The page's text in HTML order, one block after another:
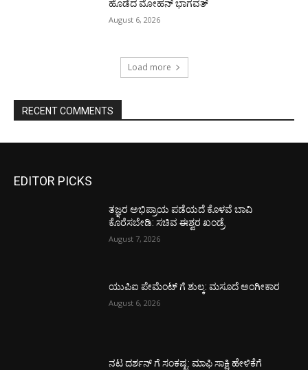
ಹೊಡೆದ ಮೋಹನ್ ಭಾಗವತ್
August 6, 2026
Load more
RECENT COMMENTS
EDITOR PICKS
ತಜ್ಞರ ಅಭಿಪ್ರಾಯ ಪಡೆಯದೆ ಕೊಳವೆ ಬಾವಿ
ಕೊರೆಸಬೇಡಿ: ಸಚಿವ ಈಶ್ವರ ಖಂಡ್ರೆ
August 7, 2026
ಯುಪಿಐ ಪೇಮೆಂಟ್ ಗೆ ಶುಲ್ಕ: ಮಸೂದೆ ಅಂಗೀಕಾರ
August 6, 2026
ನಟ ದರ್ಶನ್ ಗೆ ಸಂಕಷ್ಟ: ಮಾಫಿ ಸಾಕ್ಷಿ ಹೇಳಿಕೆಗೆ